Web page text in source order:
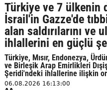
Türkiye ve 7 ülkenin
İsrail'in Gazze'de
alan saldırılarını ve
ihlallerini en güçlü
Türkiye, Mısır, Endonezya,
ve Birleşik Arap Emirlikleri
Şeridi'ndeki ihlallerine ilişkin
06.08.2026 16:13:00